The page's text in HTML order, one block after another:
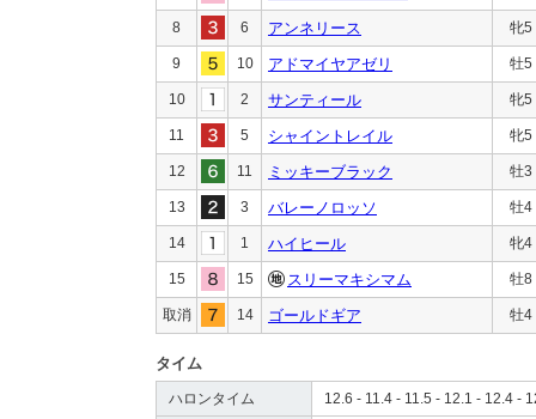
8 6 アンネリース 牝5
9 10 アドマイヤアゼリ 牡5
10 2 サンティール 牝5
11 5 シャイントレイル 牝5
12 11 ミッキーブラック 牡3
13 3 バレーノロッソ 牡4
14 1 ハイヒール 牝4
15 15 スリーマキシマム 牡8
取消 14 ゴールドギア 牡4
タイム
ハロンタイム 12.6 - 11.4 - 11.5 - 12.1 - 12.4 -